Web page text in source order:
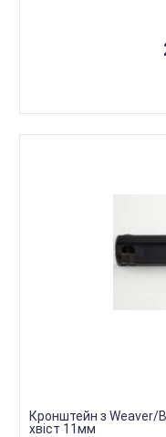
Кронштейн з Weaver/
хвіст 11мм